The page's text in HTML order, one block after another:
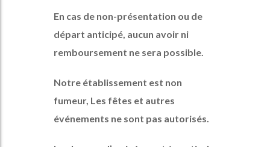
En cas de non-présentation ou de
départ anticipé, aucun avoir ni
remboursement ne sera possible.
Notre établissement est non
fumeur, Les fêtes et autres
événements ne sont pas autorisés.